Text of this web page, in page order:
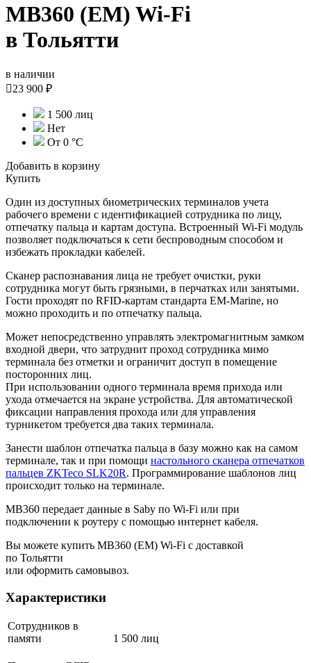
MB360 (EM) Wi-Fi
в Тольятти
в наличии
23 900 ₽
1 500 лиц
Нет
От 0 °С
Добавить в корзину
Купить
Один из доступных биометрических терминалов учета
рабочего времени с идентификацией сотрудника по лицу,
отпечатку пальца и картам доступа. Встроенный Wi-Fi модуль
позволяет подключаться к сети беспроводным способом и
избежать прокладки кабелей.
Сканер распознавания лица не требует очистки, руки
сотрудника могут быть грязными, в перчатках или занятыми.
Гости проходят по RFID-картам стандарта EM-Marine, но
можно проходить и по отпечатку пальца.
Может непосредственно управлять электромагнитным замком
входной двери, что затруднит проход сотрудника мимо
терминала без отметки и ограничит доступ в помещение
посторонних лиц.
При использовании одного терминала время прихода или
ухода отмечается на экране устройства. Для автоматической
фиксации направления прохода или для управления
турникетом требуется два таких терминала.
Занести шаблон отпечатка пальца в базу можно как на самом
терминале, так и при помощи настольного сканера отпечатков
пальцев ZKTeco SLK20R. Программирование шаблонов лиц
происходит только на терминале.
MB360 передает данные в Saby по Wi-Fi или при
подключении к роутеру с помощью интернет кабеля.
Вы можете купить MB360 (EM) Wi-Fi с доставкой
по Тольятти
или оформить самовывоз.
Характеристики
Сотрудников в
памяти
1 500 лиц